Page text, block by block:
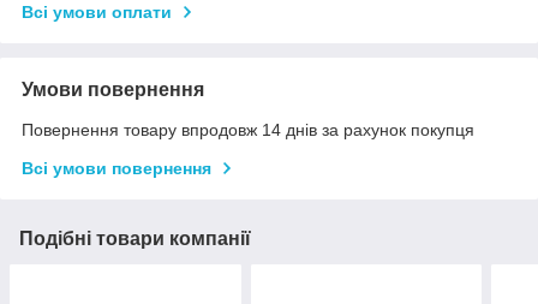
Всі умови оплати
Умови повернення
Повернення товару впродовж 14 днів за рахунок покупця
Всі умови повернення
Подібні товари компанії